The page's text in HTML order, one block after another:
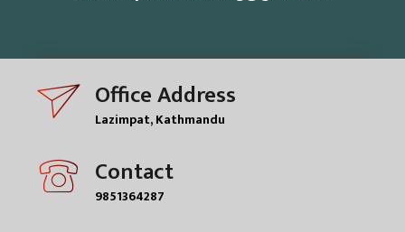
Office Address
Lazimpat, Kathmandu
Contact
9851364287